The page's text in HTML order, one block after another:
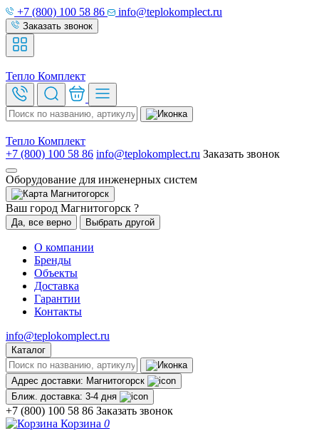
+7 (800) 100 58 86 info@teplokomplect.ru
Заказать звонок
Тепло Комплект
Тепло Комплект
+7 (800) 100 58 86 info@teplokomplect.ru Заказать звонок
Оборудование для инженерных систем
Магнитогорск
Ваш город Магнитогорск ?
Да, все верно Выбрать другой
О компании
Бренды
Объекты
Доставка
Гарантии
Контакты
info@teplokomplect.ru
Каталог
Адрес доставки: Магнитогорск
Ближ. доставка: 3-4 дня
+7 (800) 100 58 86 Заказать звонок
Корзина 0